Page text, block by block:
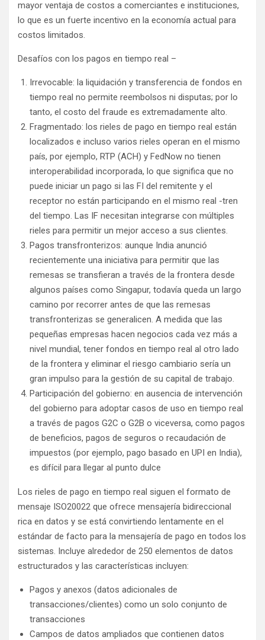
mayor ventaja de costos a comerciantes e instituciones,
lo que es un fuerte incentivo en la economía actual para
costos limitados.
Desafíos con los pagos en tiempo real –
Irrevocable: la liquidación y transferencia de fondos en
tiempo real no permite reembolsos ni disputas; por lo
tanto, el costo del fraude es extremadamente alto.
Fragmentado: los rieles de pago en tiempo real están
localizados e incluso varios rieles operan en el mismo
país, por ejemplo, RTP (ACH) y FedNow no tienen
interoperabilidad incorporada, lo que significa que no
puede iniciar un pago si las FI del remitente y el
receptor no están participando en el mismo real -tren
del tiempo. Las IF necesitan integrarse con múltiples
rieles para permitir un mejor acceso a sus clientes.
Pagos transfronterizos: aunque India anunció
recientemente una iniciativa para permitir que las
remesas se transfieran a través de la frontera desde
algunos países como Singapur, todavía queda un largo
camino por recorrer antes de que las remesas
transfronterizas se generalicen. A medida que las
pequeñas empresas hacen negocios cada vez más a
nivel mundial, tener fondos en tiempo real al otro lado
de la frontera y eliminar el riesgo cambiario sería un
gran impulso para la gestión de su capital de trabajo.
Participación del gobierno: en ausencia de intervención
del gobierno para adoptar casos de uso en tiempo real
a través de pagos G2C o G2B o viceversa, como pagos
de beneficios, pagos de seguros o recaudación de
impuestos (por ejemplo, pago basado en UPI en India),
es difícil para llegar al punto dulce
Los rieles de pago en tiempo real siguen el formato de
mensaje ISO20022 que ofrece mensajería bidireccional
rica en datos y se está convirtiendo lentamente en el
estándar de facto para la mensajería de pago en todos los
sistemas. Incluye alrededor de 250 elementos de datos
estructurados y las características incluyen:
Pagos y anexos (datos adicionales de
transacciones/clientes) como un solo conjunto de
transacciones
Campos de datos ampliados que contienen datos